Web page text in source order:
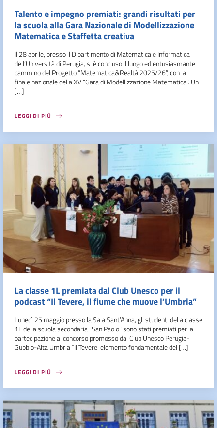
Talento e impegno premiati: grandi risultati per
la scuola alla Gara Nazionale di Modellizzazione
Matematica e Staffetta creativa
Il 28 aprile, presso il Dipartimento di Matematica e Informatica
dell’Università di Perugia, si è concluso il lungo ed entusiasmante
cammino del Progetto “Matematica&Realtà 2025/26”, con la
finale nazionale della XV “Gara di Modellizzazione Matematica”. Un
[…]
LEGGI DI PIÙ
La classe 1L premiata dal Club Unesco per il
podcast “Il Tevere, il fiume che muove l’Umbria”
Lunedì 25 maggio presso la Sala Sant’Anna, gli studenti della classe
1L della scuola secondaria “San Paolo” sono stati premiati per la
partecipazione al concorso promosso dal Club Unesco Perugia-
Gubbio-Alta Umbria “Il Tevere: elemento fondamentale del […]
LEGGI DI PIÙ